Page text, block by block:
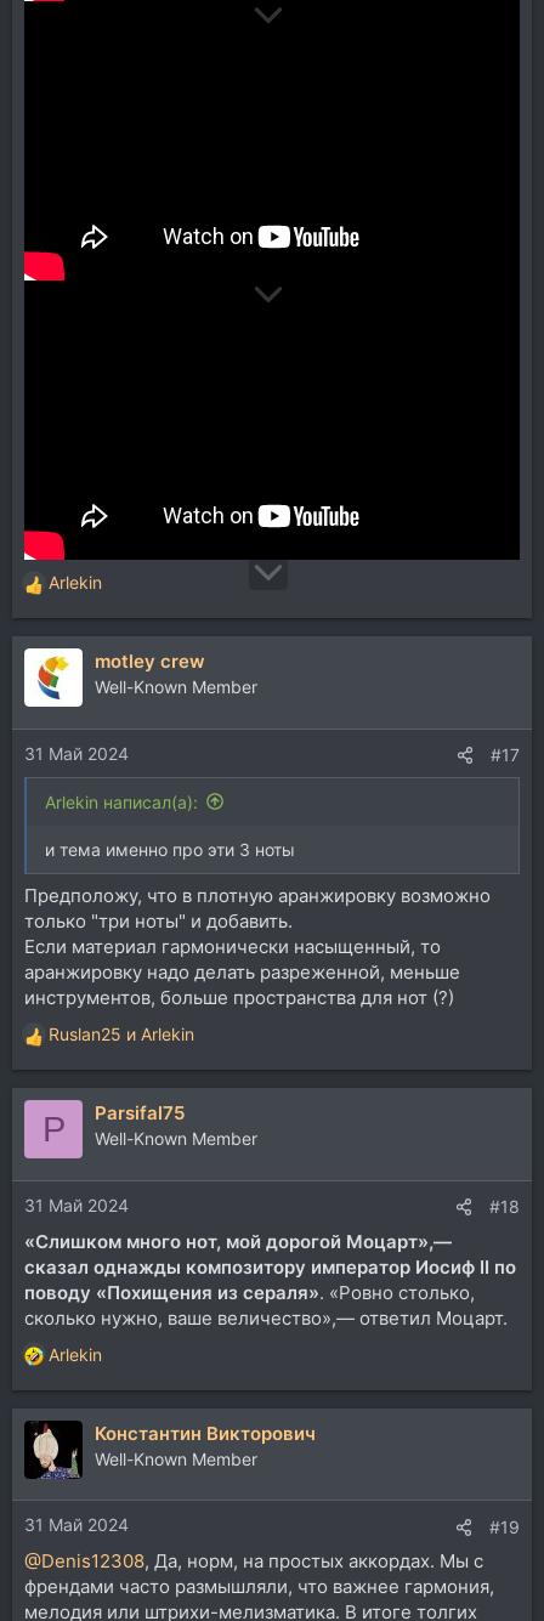
Р
е
а
и
и
:
Arlekin
motley crew
Well-Known Member
31 Май 2024 #17
Arlekin написал(а):
и тема именно про эти 3 ноты
Предположу, что в плотную аранжировку возможно
только "три ноты" и добавить.
Если материал гармонически насыщенный, то
аранжировку надо делать разреженной, меньше
инструментов, больше пространства для нот (?)
Р
е
а
и
и
:
Ruslan25 и Arlekin
P Parsifal75
Well-Known Member
31 Май 2024 #18
«Слишком много нот, мой дорогой Моцарт»,—
сказал однажды композитору император Иосиф II по
поводу «Похищения из сераля». «Ровно столько,
сколько нужно, ваше величество»,— ответил Моцарт.
Р
е
а
ц
и
и
:
Arlekin
Константин Викторович
Well-Known Member
31 Май 2024 #19
@Denis12308, Да, норм, на простых аккордах. Мы с
френдами часто размышляли, что важнее гармония,
мелодия или штрихи-мелизматика. В итоге толгих